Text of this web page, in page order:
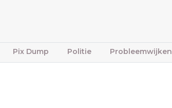
Pix Dump Politie Probleemwijken